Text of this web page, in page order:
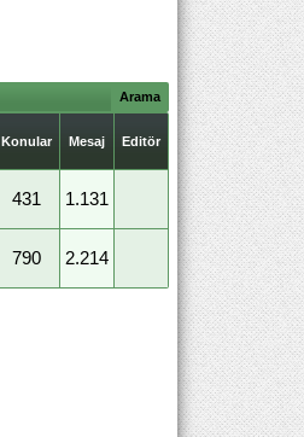
Arama
Konular Mesaj Editör
431 1.131
790 2.214